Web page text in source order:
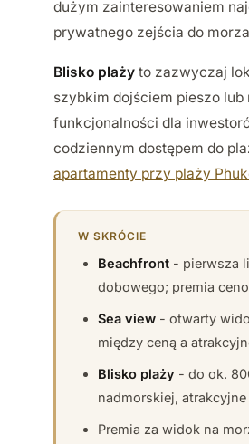
dużym zainteresowaniem
prywatnego zejścia do
Blisko plaży to zazwyczaj
szybkim dojściem pieszo
funkcjonalności dla
codziennym dostępem do
apartamenty przy plaży
W SKRÓCIE
Beachfront - pierwsza
dobowego; premia
Sea view - otwarty
między ceną a
Blisko plaży - do ok.
nadmorskiej,
Premia za widok na